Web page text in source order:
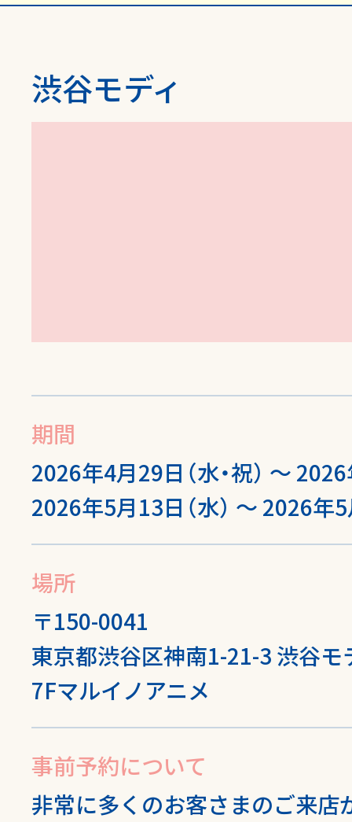
渋谷モディ
期間
2026年4月29日（水・祝） ～ 2026
2026年5月13日（水） ～ 2026年5
場所
〒150-0041
東京都渋谷区神南1-21-3 渋谷モ
7Fマルイノアニメ
事前予約について
非常に多くのお客さまのご来店